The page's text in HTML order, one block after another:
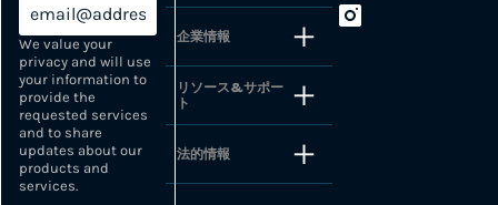
We value your
privacy and will use
your information to
provide the
requested services
and to share
updates about our
products and
services.
企業情報
リソース&サポー
ト
法的情報